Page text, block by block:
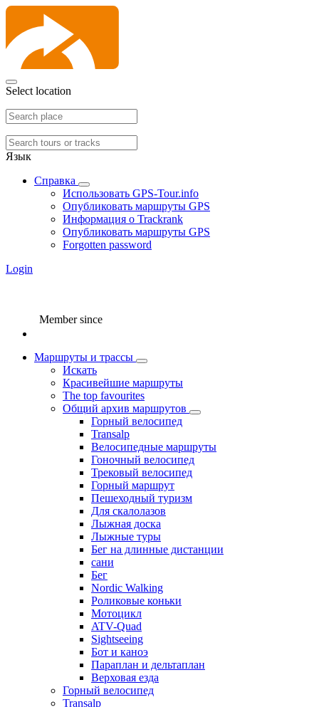
Select location
Язык
Справка
Использовать GPS-Tour.info
Опубликовать маршруты GPS
Информация о Trackrank
Опубликовать маршруты GPS
Forgotten password
Login
Member since
Маршруты и трассы
Искать
Красивейшие маршруты
The top favourites
Общий архив маршрутов
Горный велосипед
Transalp
Велосипедные маршруты
Гоночный велосипед
Трековый велосипед
Горный маршрут
Пешеходный туризм
Для скалолазов
Лыжная доска
Лыжные туры
Бег на длинные дистанции
сани
Бег
Nordic Walking
Роликовые коньки
Мотоцикл
ATV-Quad
Sightseeing
Бот и каноэ
Параплан и дельтаплан
Верховая езда
Горный велосипед
Transalp